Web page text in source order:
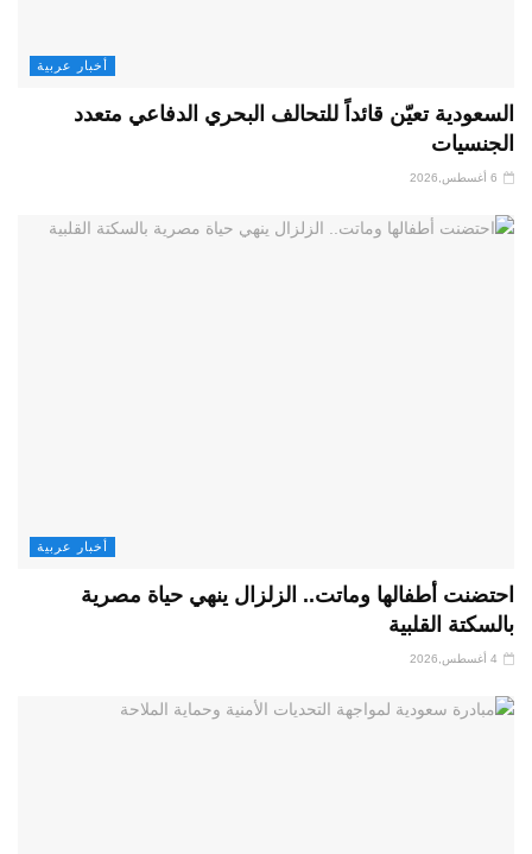
أخبار عربية
السعودية تعيّن قائداً للتحالف البحري الدفاعي متعدد
الجنسيات
أخبار عربية
احتضنت أطفالها وماتت.. الزلزال ينهي حياة مصرية
بالسكتة القلبية